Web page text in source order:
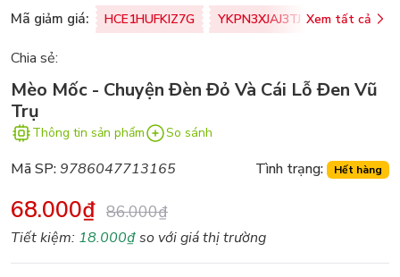
Mã giảm giá: HCE1HUFKIZ7G YKPN3XJAJ3TJ Xem tất cả
Chia sẻ:
Mèo Mốc - Chuyện Đèn Đỏ Và Cái Lỗ Đen Vũ
Trụ
Thông tin sản phẩm So sánh
Mã SP:9786047713165 Tình trạng: Hết hàng
68.000₫ 86.000₫
Tiết kiệm: 18.000₫so với giá thị trường